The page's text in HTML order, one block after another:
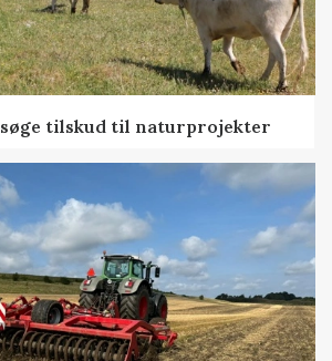
tilskud til naturprojekter